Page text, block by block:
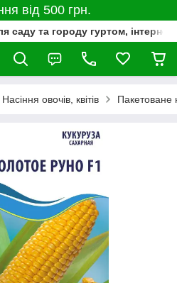
від 500 грн.
саду та городу гуртом,
Насіння овочів, квітів Пакетоване